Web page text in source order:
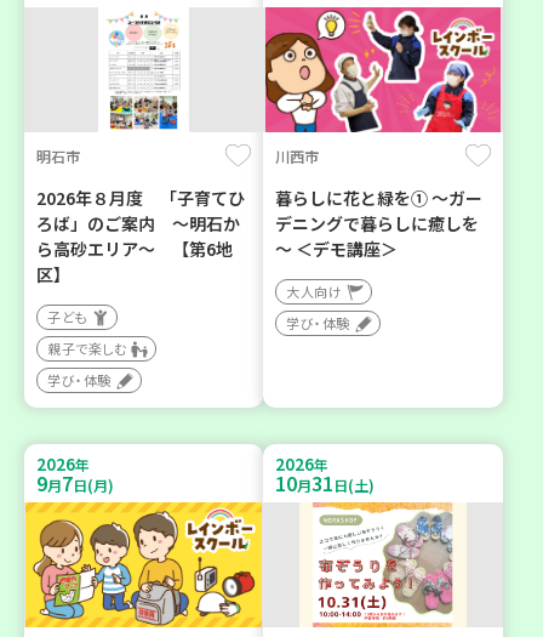
明石市
2026年８月度 「子育てひ
ろば」のご案内 ～明石か
ら高砂エリア～ 【第6地
区】
子ども
親子で楽しむ
学び・体験
川西市
暮らしに花と緑を① ～ガー
デニングで暮らしに癒しを
～ ＜デモ講座＞
大人向け
学び・体験
2026年
9月7日(月)
2026年
10月31日(土)